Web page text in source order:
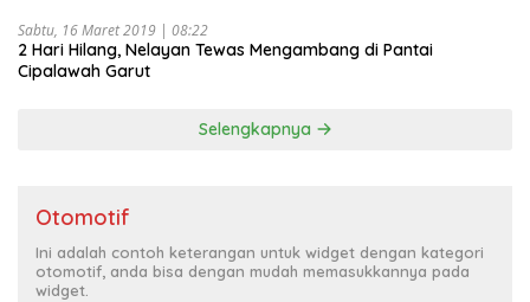
Sabtu, 16 Maret 2019 | 08:22
2 Hari Hilang, Nelayan Tewas Mengambang di Pantai
Cipalawah Garut
Selengkapnya
Otomotif
Ini adalah contoh keterangan untuk widget dengan kategori
otomotif, anda bisa dengan mudah memasukkannya pada
widget.